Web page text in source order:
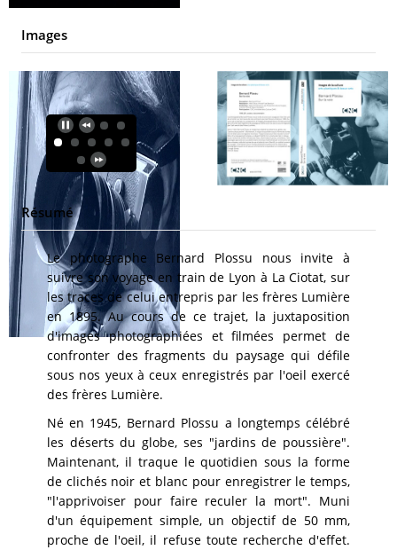
Images
Résumé
Le photographe Bernard Plossu nous invite à
suivre son voyage en train de Lyon à La Ciotat, sur
les traces de celui entrepris par les frères Lumière
en 1895. Au cours de ce trajet, la juxtaposition
d'images photographiées et filmées permet de
confronter des fragments du paysage qui défile
sous nos yeux à ceux enregistrés par l'oeil exercé
des frères Lumière.
Né en 1945, Bernard Plossu a longtemps célébré
les déserts du globe, ses "jardins de poussière".
Maintenant, il traque le quotidien sous la forme
de clichés noir et blanc pour enregistrer le temps,
"l'apprivoiser pour faire reculer la mort". Muni
d'un équipement simple, un objectif de 50 mm,
proche de l'oeil, il refuse toute recherche d'effet.